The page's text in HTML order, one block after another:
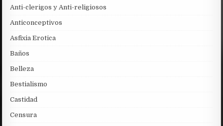
Anti-clerigos y Anti-religiosos
Anticonceptivos
Asfixia Erotica
Baños
Belleza
Bestialismo
Castidad
Censura